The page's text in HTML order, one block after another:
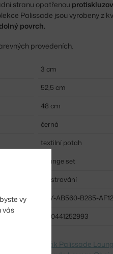
stranu opatřenou
Palissade jsou vyrobeny z
povrch.
provedeních.
3 cm
52,5 cm
48 cm
černá
textilní potah
Lounge set
Polstrování
HAY-AB560-B285-AF12
5710441252993
na
Podsedák Palissade
vy
vás